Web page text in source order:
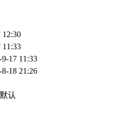
12:30
11:33
17 11:33
18 21:26
认